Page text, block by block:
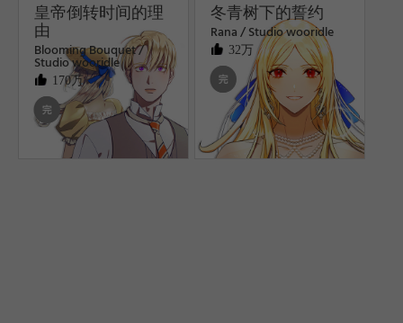
皇帝倒转时间的理
由
Blooming Bouquet /
Studio wooridle
170万
冬青树下的誓约
Rana / Studio wooridle
32万